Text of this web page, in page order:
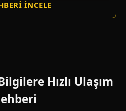
İNCELE
Hızlı Ulaşım